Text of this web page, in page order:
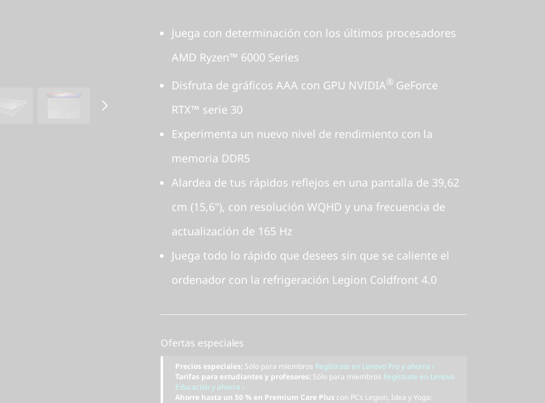
Juega con determinación con los últimos procesadores
AMD Ryzen™ 6000 Series
Disfruta de gráficos AAA con GPU NVIDIA® GeForce
RTX™ serie 30
Experimenta un nuevo nivel de rendimiento con la
memoria DDR5
Alardea de tus rápidos reflejos en una pantalla de 39,62
cm (15,6"), con resolución WQHD y una frecuencia de
actualización de 165 Hz
Juega todo lo rápido que desees sin que se caliente el
ordenador con la refrigeración Legion Coldfront 4.0
Ofertas especiales
Precios especiales: Sólo para miembros Regístrate en Lenovo Pro y ahorra ›
Tarifas para estudiantes y profesores: Sólo para miembros Regístrate en Lenovo
Educación y ahorra ›
Ahorre hasta un 50 % en Premium Care Plus con PCs Legion, Idea y Yoga: